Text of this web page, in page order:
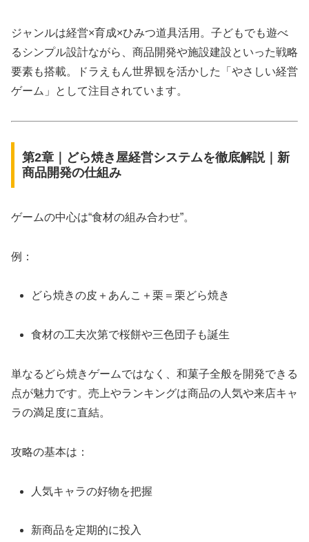
ジャンルは経営×育成×ひみつ道具活用。子どもでも遊べ
るシンプル設計ながら、商品開発や施設建設といった戦略
要素も搭載。ドラえもん世界観を活かした「やさしい経営
ゲーム」として注目されています。
第2章｜どら焼き屋経営システムを徹底解説｜新
商品開発の仕組み
ゲームの中心は“食材の組み合わせ”。
例：
どら焼きの皮＋あんこ＋栗＝栗どら焼き
食材の工夫次第で桜餅や三色団子も誕生
単なるどら焼きゲームではなく、和菓子全般を開発できる
点が魅力です。売上やランキングは商品の人気や来店キャ
ラの満足度に直結。
攻略の基本は：
人気キャラの好物を把握
新商品を定期的に投入